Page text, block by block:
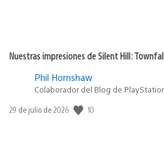
Nuestras impresiones de Silent Hill:
Phil Hornshaw
Colaborador del Blog de
Fecha
29 de julio de 2026 10